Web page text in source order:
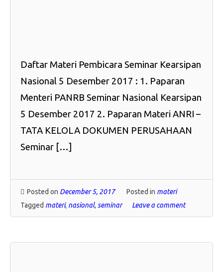
Daftar Materi Pembicara Seminar Kearsipan
Nasional 5 Desember 2017 : 1. Paparan
Menteri PANRB Seminar Nasional Kearsipan
5 Desember 2017 2. Paparan Materi ANRI –
TATA KELOLA DOKUMEN PERUSAHAAN
Seminar […]
Posted on December 5, 2017 Posted in materi
Tagged materi, nasional, seminar Leave a comment